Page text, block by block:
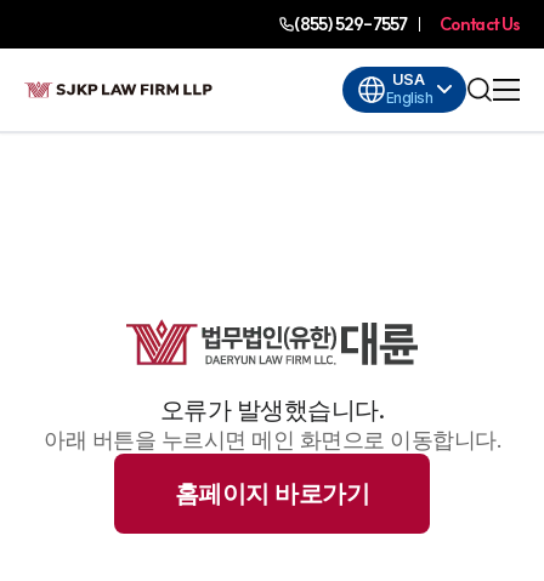
(855) 529-7557 Contact Us
USA
English
오류가 발생했습니다.
아래 버튼을 누르시면 메인 화면으로 이동합니다.
홈페이지 바로가기